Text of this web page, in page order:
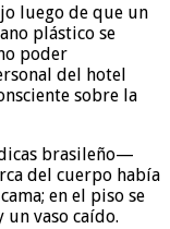
luego de que un
plástico se
poder
del hotel
sobre la
brasileño—
del cuerpo había
en el piso se
vaso caído.